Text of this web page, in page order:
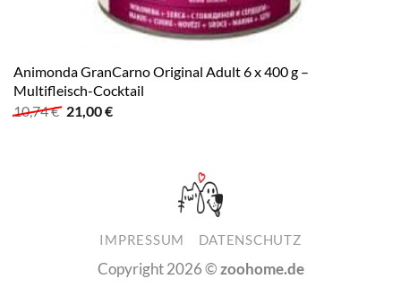
Animonda GranCarno Original Adult 6 x 400 g –
Multifleisch-Cocktail
10,74€ Ursprünglicher
Preis
21,00€Aktueller
IMPRESSUM DATENSCHUTZ
Copyright 2026 ©zoohome.de